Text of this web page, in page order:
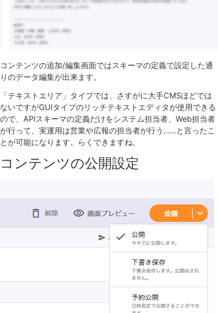
コンテンツの追加/編集画面ではスキーマの定義で設定した通
りのデータ編集が出来ます。
「テキストエリア」タイプでは、さすがに大手CMSほどでは
ないですがGUIタイプのリッチテキストエディタが使用できる
ので、APIスキーマの定義だけをシステム担当者、Web担当者
が行って、実運用は営業や広報の担当者が行う……と言ったこ
とが可能になります。らくできますね。
コンテンツの公開設定